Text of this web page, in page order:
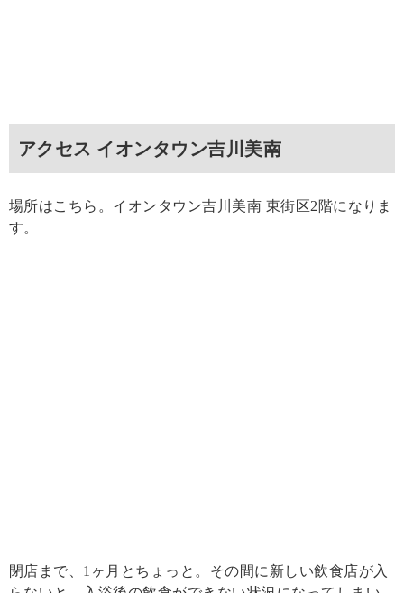
アクセス イオンタウン吉川美南
場所はこちら。イオンタウン吉川美南 東街区2階になりま
す。
閉店まで、1ヶ月とちょっと。その間に新しい飲食店が入